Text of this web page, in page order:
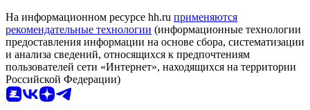
На информационном ресурсе hh.ru применяются
рекомендательные технологии (информационные технологии
предоставления информации на основе сбора, систематизации
и анализа сведений, относящихся к предпочтениям
пользователей сети «Интернет», находящихся на территории
Российской Федерации)